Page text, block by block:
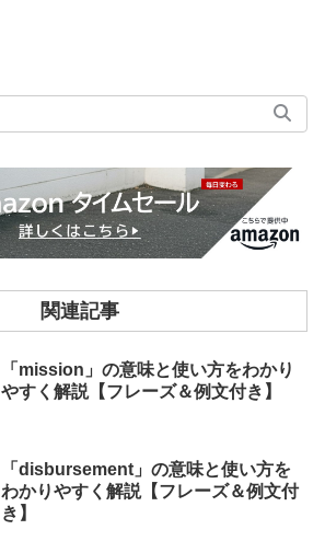
関連記事
「mission」の意味と使い方をわかり
やすく解説【フレーズ＆例文付き】
「disbursement」の意味と使い方を
わかりやすく解説【フレーズ＆例文付
き】